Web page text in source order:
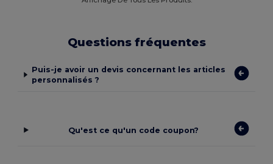
Questions fréquentes
Puis-je avoir un devis concernant les articles
personnalisés ?
Qu'est ce qu'un code coupon?